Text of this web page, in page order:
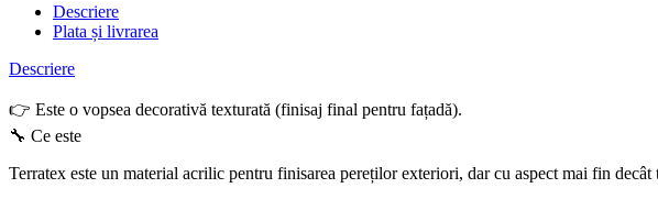
Descriere
Plata și livrarea
Descriere
👉 Este o vopsea decorativă texturată (finisaj final pentru fațadă).
🔧 Ce este
Terratex este un material acrilic pentru finisarea pereților exteriori, dar cu aspect mai fin decât